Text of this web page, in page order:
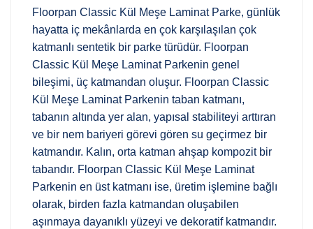
Floorpan Classic Kül Meşe Laminat Parke, günlük
hayatta iç mekânlarda en çok karşılaşılan çok
katmanlı sentetik bir parke türüdür. Floorpan
Classic Kül Meşe Laminat Parkenin genel
bileşimi, üç katmandan oluşur. Floorpan Classic
Kül Meşe Laminat Parkenin taban katmanı,
tabanın altında yer alan, yapısal stabiliteyi arttıran
ve bir nem bariyeri görevi gören su geçirmez bir
katmandır. Kalın, orta katman ahşap kompozit bir
tabandır. Floorpan Classic Kül Meşe Laminat
Parkenin en üst katmanı ise, üretim işlemine bağlı
olarak, birden fazla katmandan oluşabilen
aşınmaya dayanıklı yüzeyi ve dekoratif katmandır.